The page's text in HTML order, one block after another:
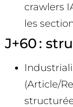
crawlers
les
J+60 :
(Article/